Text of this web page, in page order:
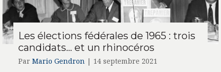
Les élections fédérales de 1965 : trois
candidats… et un rhinocéros
Par Mario Gendron | 14 septembre 2021